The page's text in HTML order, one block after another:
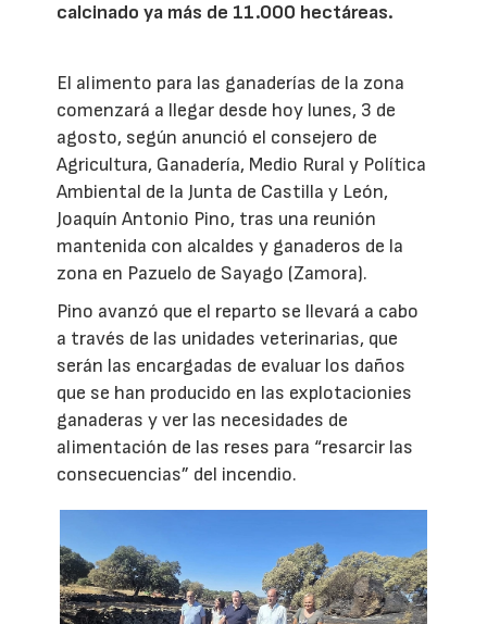
calcinado ya más de 11.000 hectáreas.
El alimento para las ganaderías de la zona
comenzará a llegar desde hoy lunes, 3 de
agosto, según anunció el consejero de
Agricultura, Ganadería, Medio Rural y Política
Ambiental de la Junta de Castilla y León,
Joaquín Antonio Pino, tras una reunión
mantenida con alcaldes y ganaderos de la
zona en Pazuelo de Sayago (Zamora).
Pino avanzó que el reparto se llevará a cabo
a través de las unidades veterinarias, que
serán las encargadas de evaluar los daños
que se han producido en las explotacionies
ganaderas y ver las necesidades de
alimentación de las reses para “resarcir las
consecuencias” del incendio.